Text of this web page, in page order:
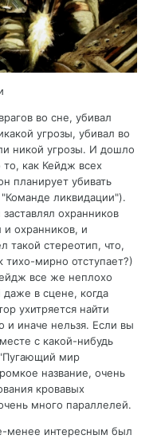
во сне, убивал
угрозы, убивал во
никой угрозы. И дошло
то, как Кейдж всех
планирует убивать
ликвидации").
охранников
охранников, и
такой стереотип, что,
мирно отступает?)
все же неплохо
даже в сцене, когда
ухитряется найти
и иначе нельзя. Если вы
с какой-нибудь
мир
название, очень
кровавых
много параллелей.
менее интересным был